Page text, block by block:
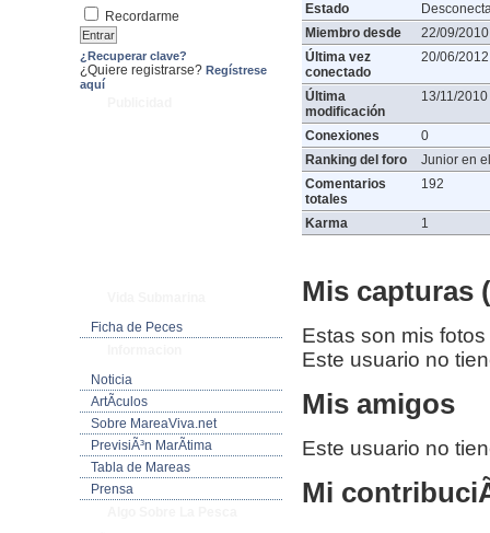
Recordarme
¿Recuperar clave?
¿Quiere registrarse? Regístrese
aquí
Ficha de Peces
Noticia
ArtÃ­culos
Sobre MareaViva.net
PrevisiÃ³n MarÃ­tima
Tabla de Mareas
Prensa
Estado
Miembro desde
22/09/
Última vez
conectado
20/06/
Última
modificación
13/11/
Conexiones
0
Ranking del foro
Junior en
Comentarios
totales
192
Karma 1
Mis capturas
Estas son mis
Este usuario no
Mis amigos
Este usuario no
Mi